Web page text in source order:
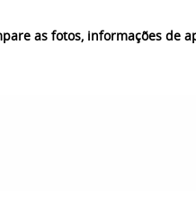
as fotos, informações de